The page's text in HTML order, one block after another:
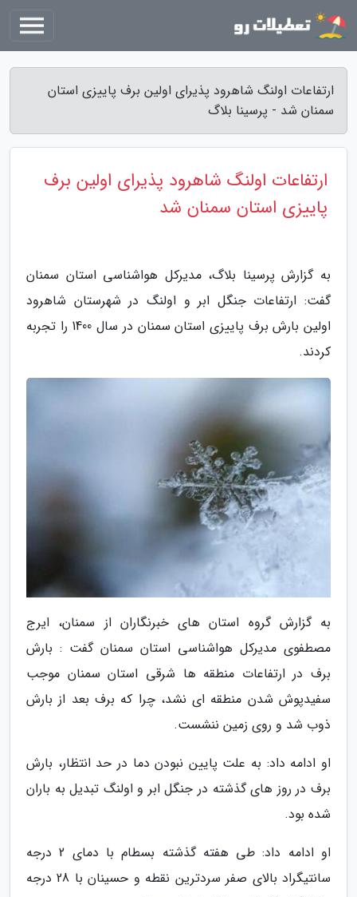
ارتفاعات اولنگ شاهرود پذیرای اولین برف پاییزی استان
سمنان شد - پرسینا بلاگ
ارتفاعات اولنگ شاهرود پذیرای اولین برف
پاییزی استان سمنان شد
به گزارش پرسینا بلاگ، مدیرکل هواشناسی استان سمنان
گفت: ارتفاعات جنگل ابر و اولنگ در شهرستان شاهرود
اولین بارش برف پاییزی استان سمنان در سال 1400 را تجربه
کردند.
به گزارش گروه استان های خبرنگاران از سمنان، ایرج
مصطفوی مدیرکل هواشناسی استان سمنان گفت : بارش
برف در ارتفاعات منطقه ها شرقی استان سمنان موجب
سفیدپوش شدن منطقه ای نشد، چرا که برف بعد از بارش
ذوب شد و روی زمین ننشست.
او ادامه داد: به علت پایین نبودن دما در حد انتظار، بارش
برف در روز های گذشته در جنگل ابر و اولنگ تبدیل به باران
شده بود.
او ادامه داد: طی هفته گذشته بسطام با دمای 2 درجه
سانتیگراد بالای صفر سردترین نقطه و حسینان با 28 درجه